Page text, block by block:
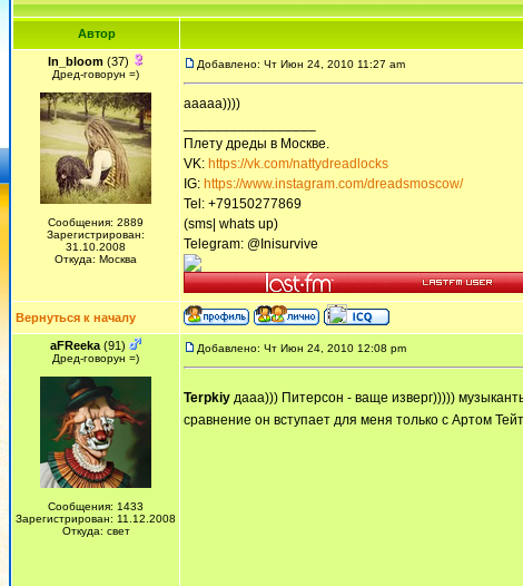
Автор
In_bloom(37)
Дред-говорун =)
Сообщения: 2889
Зарегистрирован:
31.10.2008
Откуда: Москва
Добавлено: Чт Июн 24, 2010 11:27 am
ааааа))))
Плету дреды в Москве.
VK: https://vk.com/nattydreadlocks
IG: https://www.instagram.com/dreadsmoscow/
Tel: +79150277869
(sms| whats up)
Telegram: @Inisurvive
Вернуться к началу
aFReeka (91)
Дред-говорун =)
Сообщения: 1433
Зарегистрирован: 11.12.2008
Откуда: свет
Добавлено: Чт Июн 24, 2010 12:08 pm
Terpkiy дааа))) Питерсон - ваще изверг)))))
сравнение он вступает для меня только с Артом